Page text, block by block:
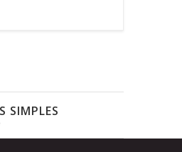
SIMPLES